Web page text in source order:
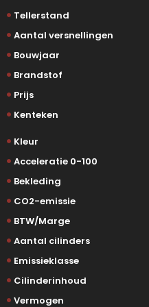
Tellerstand
Aantal versnellingen
Bouwjaar
Brandstof
Prijs
Kenteken
Kleur
Acceleratie 0-100
Bekleding
CO2-emissie
BTW/Marge
Aantal cilinders
Emissieklasse
Cilinderinhoud
Vermogen